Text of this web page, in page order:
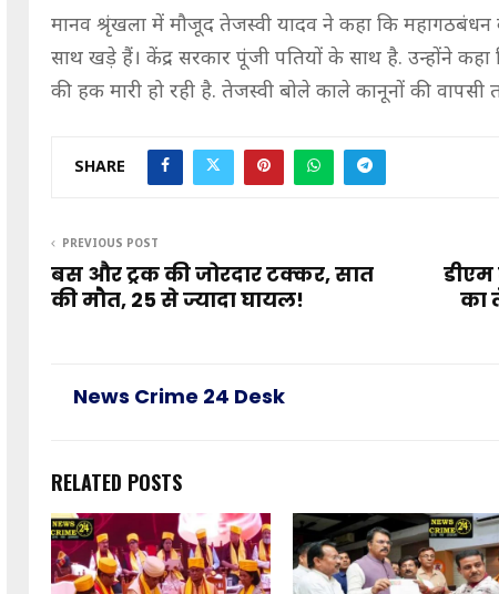
मानव श्रृंखला में मौजूद तेजस्वी यादव ने कहा कि
साथ खड़े हैं। केंद्र सरकार पूंजी पतियों के साथ है. उन्होंने कहा
की हक मारी हो रही है. तेजस्वी बोले काले कानूनों की वापसी
SHARE
PREVIOUS POST
बस और ट्रक की जोरदार टक्कर, सात
की मौत, 25 से ज्यादा घायल!
का
News Crime 24 Desk
RELATED POSTS